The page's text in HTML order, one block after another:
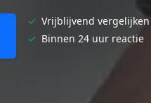
✓ Vrijblijvend vergelijken
✓ Binnen 24 uur reactie